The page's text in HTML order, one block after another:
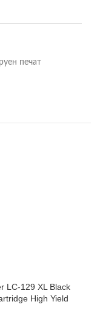
печат
LC-129 XL Black
High Yield